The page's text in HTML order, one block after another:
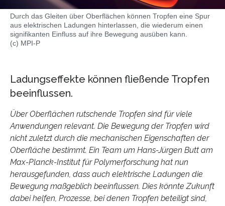
Durch das Gleiten über Oberflächen können Tropfen eine Spur
aus elektrischen Ladungen hinterlassen, die wiederum einen
signifikanten Einfluss auf ihre Bewegung ausüben kann.
(c) MPI-P
Ladungseffekte können fließende Tropfen
beeinflussen.
Über Oberflächen rutschende Tropfen sind für viele
Anwendungen relevant. Die Bewegung der Tropfen wird
nicht zuletzt durch die mechanischen Eigenschaften der
Oberfläche bestimmt. Ein Team um Hans-Jürgen Butt am
Max-Planck-Institut für Polymerforschung hat nun
herausgefunden, dass auch elektrische Ladungen die
Bewegung maßgeblich beeinflussen. Dies könnte Zukunft
dabei helfen, Prozesse, bei denen Tropfen beteiligt sind,